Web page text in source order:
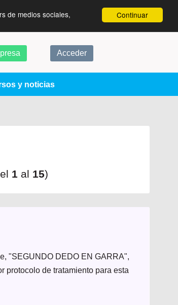
Continuar
de medios sociales,
Acceder
y noticias
1 al 15)
"SEGUNDO DEDO EN GARRA",
protocolo de tratamiento para esta